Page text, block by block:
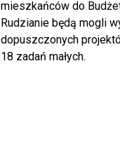
mieszkańców do
Rudzianie będą mogli
dopuszczonych
18 zadań małych.